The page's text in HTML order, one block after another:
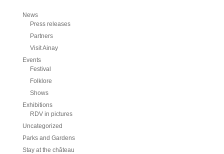
News
Press releases
Partners
Visit Ainay
Events
Festival
Folklore
Shows
Exhibitions
RDV in pictures
Uncategorized
Parks and Gardens
Stay at the château